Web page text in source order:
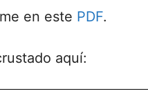
en este PDF.
aquí: